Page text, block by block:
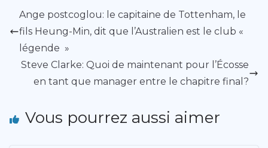
Ange postcoglou: le capitaine de Tottenham, le
fils Heung-Min, dit que l’Australien est le club «
légende »
Steve Clarke: Quoi de maintenant pour l’Écosse
en tant que manager entre le chapitre final?
Vous pourrez aussi aimer